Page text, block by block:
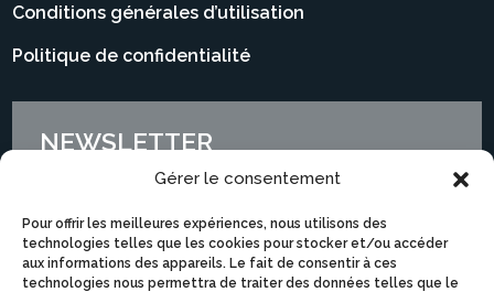
Gérer le consentement
Pour offrir les meilleures expériences, nous utilisons des
technologies telles que les cookies pour stocker et/ou accéder
aux informations des appareils. Le fait de consentir à ces
technologies nous permettra de traiter des données telles que le
Conditions générales d’utilisation
Politique de confidentialité
NEWSLETTER